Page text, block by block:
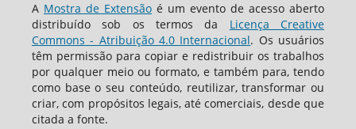
A Mostra de Extensão é um evento de acesso aberto
distribuído sob os termos da Licença Creative
Commons - Atribuição 4.0 Internacional. Os usuários
têm permissão para copiar e redistribuir os trabalhos
por qualquer meio ou formato, e também para, tendo
como base o seu conteúdo, reutilizar, transformar ou
criar, com propósitos legais, até comerciais, desde que
citada a fonte.